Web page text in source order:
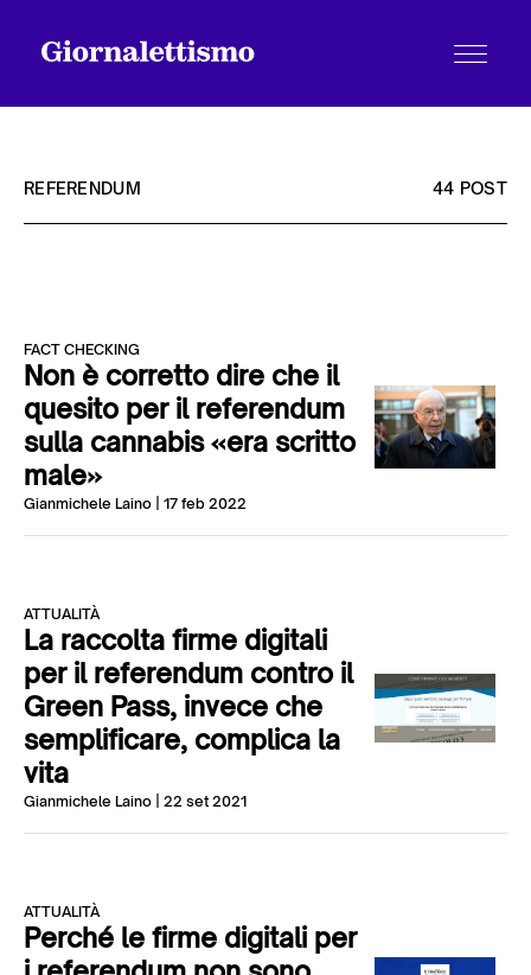
Chi siamo
Contatti
REFERENDUM 44 POST
FACT CHECKING
Non è corretto dire che il
quesito per il referendum
sulla cannabis «era scritto
male»
Gianmichele Laino | 17 feb 2022
ATTUALITÀ
La raccolta firme digitali
per il referendum contro il
Green Pass, invece che
semplificare, complica la
vita
Gianmichele Laino | 22 set 2021
ATTUALITÀ
Perché le firme digitali per